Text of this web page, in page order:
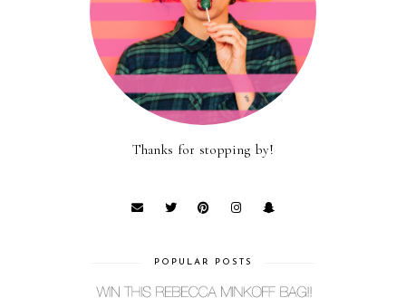
Thanks for stopping by!
POPULAR POSTS